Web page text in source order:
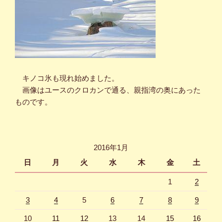
キノコ氷も現れ始めました。
画像はユースのクロカンで通る、親指湾の奥にあった
ものです。
2016年1月
日
月 火 水 木 金 土
1 2
3 4 5 6 7 8 9
10 11 12 13 14 15 16